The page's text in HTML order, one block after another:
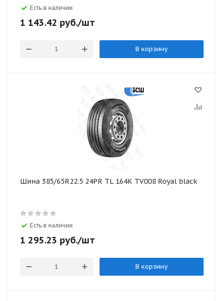
Есть в наличии
1 143.42 руб./шт
В корзину
Шина 385/65R22.5 24PR TL 164K TV008 Royal black
Есть в наличии
1 295.23 руб./шт
В корзину